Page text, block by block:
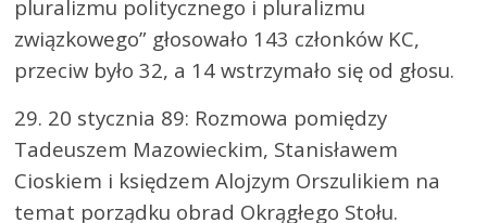
pluralizmu politycznego i pluralizmu
związkowego” głosowało 143 członków KC,
przeciw było 32, a 14 wstrzymało się od głosu.
29. 20 stycznia 89: Rozmowa pomiędzy
Tadeuszem Mazowieckim, Stanisławem
Cioskiem i księdzem Alojzym Orszulikiem na
temat porządku obrad Okrągłego Stołu.